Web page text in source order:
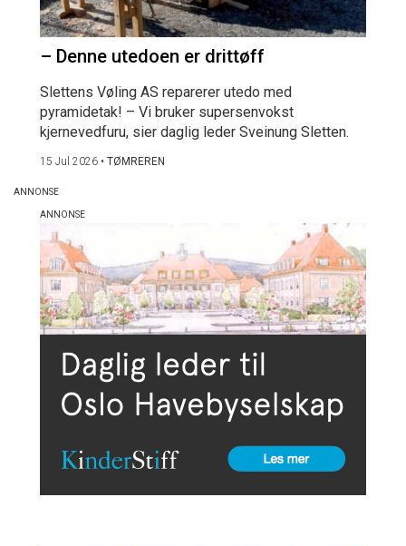
– Denne utedoen er drittøff
Slettens Vøling AS reparerer utedo med
pyramidetak! – Vi bruker supersenvokst
kjernevedfuru, sier daglig leder Sveinung Sletten.
15 Jul 2026 • TØMREREN